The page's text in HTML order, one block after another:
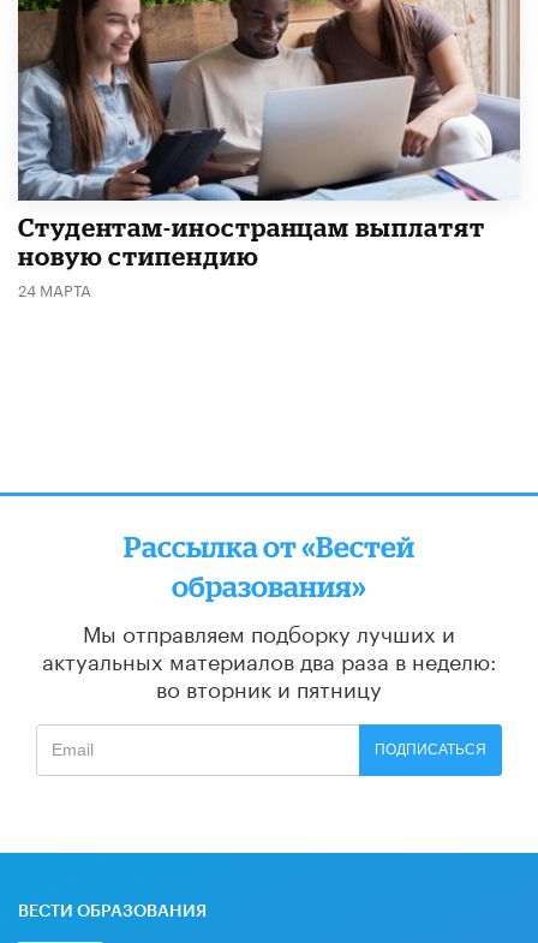
Студентам-иностранцам выплатят
новую стипендию
24 МАРТА
Рассылка от «Вестей
образования»
Мы отправляем подборку лучших и
актуальных материалов два раза в неделю:
во вторник и пятницу
ПОДПИСАТЬСЯ
ВЕСТИ ОБРАЗОВАНИЯ